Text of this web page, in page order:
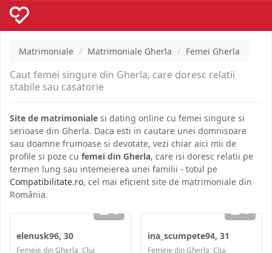
Matrimoniale Matrimoniale Gherla Femei Gherla
Caut femei singure din Gherla, care doresc relatii
stabile sau casatorie
Site de matrimoniale si dating online cu femei singure si
serioase din Gherla. Daca esti in cautare unei domnisoare
sau doamne frumoase si devotate, vezi chiar aici mii de
profile si poze cu femei din Gherla, care isi doresc relatii pe
termen lung sau intemeierea unei familii - totul pe
Compatibilitate.ro, cel mai eficient site de matrimoniale din
România.
2
elenusk96, 30
Femeie din Gherla, Cluj
3
ina_scumpete94, 31
Femeie din Gherla, Cluj